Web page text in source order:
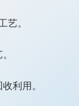
艺。
利用。